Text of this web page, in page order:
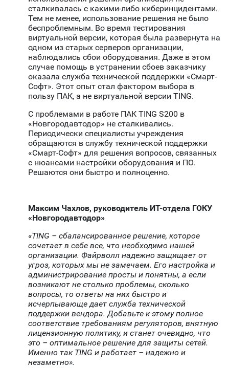
сталкивалась с какими-либо киберинцидентами.
Тем не менее, использование решения не было
беспроблемным. Во время тестирования
виртуальной версии, которая была развернута на
одном из старых серверов организации,
наблюдались сбои оборудования. Даже в этом
случае помощь в устранении сбоев заказчику
оказала служба технической поддержки «Смарт-
Софт». Этот опыт стал фактором выбора в
пользу ПАК, а не виртуальной версии TING.
C проблемами в работе ПАК TING S200 в
«Новгородавтодор» не сталкивались.
Периодически специалисты учреждения
обращаются в службу технической поддержки
«Смарт-Софт» для решения вопросов, связанных
с нюансами настройки оборудования и ПО.
Решаются они быстро и полноценно.
Максим Чахлов, руководитель ИТ-отдела ГОКУ
«Новгородавтодор»
«TING – сбалансированное решение, которое
сочетает в себе все, что необходимо нашей
организации. Файрволл надежно защищает от
угроз, которых мы не замечаем. Его настройка и
администрирование просты и понятны, а если
возникают не столько проблемы, сколько
вопросы, то ответы на них быстро и
исчерпывающе дает служба технической
поддержки вендора. Добавьте к этому полное
соответствие требованиям регуляторов, внятную
лицензионную политику, и станет очевидно, что
это – оптимальное решение для защиты сетей.
Именно так TING и работает – надежно и
незаметно».